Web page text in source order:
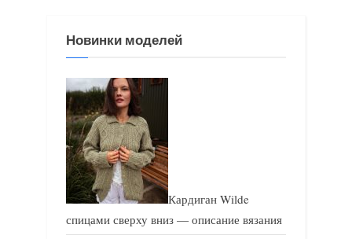
Новинки моделей
Кардиган Wilde
спицами сверху вниз — описание вязания